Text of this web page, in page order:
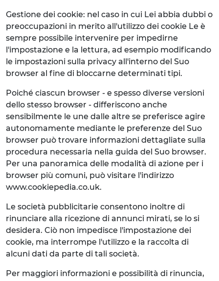
Gestione dei cookie: nel caso in cui Lei abbia dubbi o
preoccupazioni in merito all'utilizzo dei cookie Le è
sempre possibile intervenire per impedirne
l'impostazione e la lettura, ad esempio modificando
le impostazioni sulla privacy all'interno del Suo
browser al fine di bloccarne determinati tipi.
Poiché ciascun browser - e spesso diverse versioni
dello stesso browser - differiscono anche
sensibilmente le une dalle altre se preferisce agire
autonomamente mediante le preferenze del Suo
browser può trovare informazioni dettagliate sulla
procedura necessaria nella guida del Suo browser.
Per una panoramica delle modalità di azione per i
browser più comuni, può visitare l'indirizzo
www.cookiepedia.co.uk.
Le società pubblicitarie consentono inoltre di
rinunciare alla ricezione di annunci mirati, se lo si
desidera. Ciò non impedisce l'impostazione dei
cookie, ma interrompe l'utilizzo e la raccolta di
alcuni dati da parte di tali società.
Per maggiori informazioni e possibilità di rinuncia,